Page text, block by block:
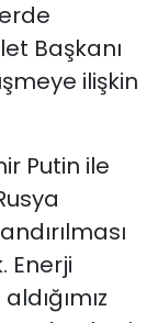
Başkanı
ilişkin
Putin ile
Enerji